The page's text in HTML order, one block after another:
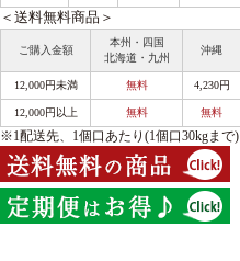
＜送料無料商品＞
ご購入金額
本州・四国
北海道・九州
沖縄
12,000円未満 無料 4,230円
12,000円以上 無料 無料
※1配送先、1個口あたり(1個口30kgまで)